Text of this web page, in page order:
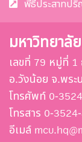
พีธีประสาทป
มหาวิทยาลั
เลขที่ 79 หมู่ที่ 1
อ.วังน้อย จ.พระ
โทรศัพท์ 0-
โทรสาร 0-
อีเมล์